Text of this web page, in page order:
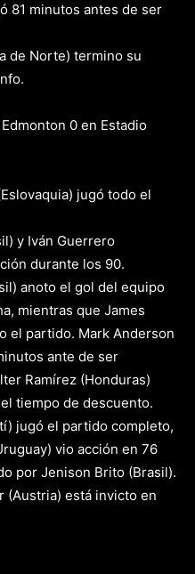
81 minutos antes de ser
de Norte) termino su
0 en Estadio
jugó todo el
y Iván Guerrero
durante los 90.
anoto el gol del equipo
mientras que James
el partido. Mark Anderson
ante de ser
Ramírez (Honduras)
tiempo de descuento.
jugó el partido completo,
vio acción en 76
por Jenison Brito (Brasil).
(Austria) está invicto en